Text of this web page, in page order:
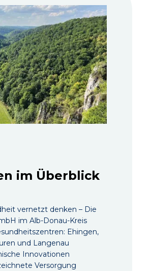
im Überblick
vernetzt denken – Die
im Alb-Donau-Kreis
Ehingen,
und Langenau
Innovationen
Versorgung